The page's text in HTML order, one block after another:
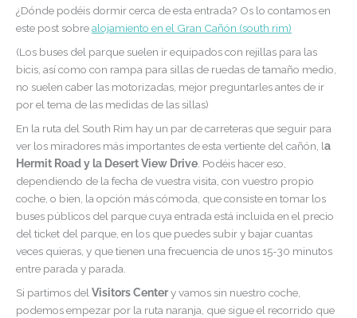
¿Dónde podéis dormir cerca de esta entrada? Os lo contamos en
este post sobrealojamiento en el Gran Cañón (south rim)
(Los buses del parque suelen ir equipados con rejillas para las
bicis, así como con rampa para sillas de ruedas de tamaño medio,
no suelen caber las motorizadas, mejor preguntarles antes de ir
por el tema de las medidas de las sillas)
En la ruta del South Rim hay un par de carreteras que seguir para
ver los miradores más importantes de esta vertiente del cañón, la
Hermit Road y la Desert View Drive . Podéis hacer eso,
dependiendo de la fecha de vuestra visita, con vuestro propio
coche, o bien, la opción más cómoda, que consiste en tomar los
buses públicos del parque cuya entrada está incluida en el precio
del ticket del parque, en los que puedes subir y bajar cuantas
veces quieras, y que tienen una frecuencia de unos 15-30 minutos
entre parada y parada.
Si partimos del Visitors Centery vamos sin nuestro coche,
podemos empezar por la ruta naranja, que sigue el recorrido que